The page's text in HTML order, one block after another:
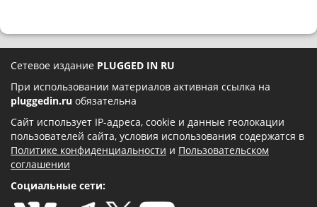
Сетевое издание PLUGGED IN RU
При использовании материалов активная ссылка на
pluggedin.ru обязательна
Сайт использует IP-адреса, cookie и данные геолокации
пользователей сайта, условия использования содержатся в
Политике конфиденциальности и Пользовательском
соглашении
Социальные сети: